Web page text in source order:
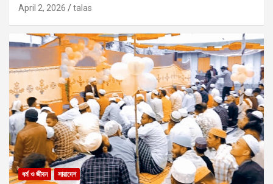
April 2, 2026 talas
ধর্ম ও জীবন সারাদেশ